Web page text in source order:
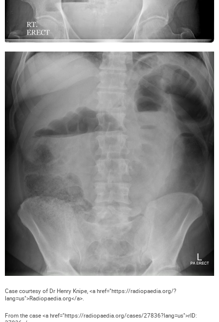
Case courtesy of Dr Henry Knipe, <a href="https://radiopaedia.org/?
lang=us">Radiopaedia.org</a>.
From the case <a href="https://radiopaedia.org/cases/27836?lang=us">rID: